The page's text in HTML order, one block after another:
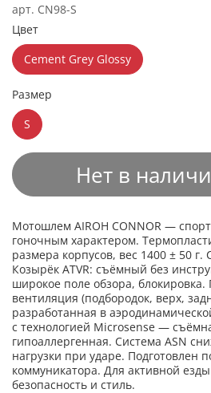
арт. CN98-S
Нет в
Цвет
Cement Grey Glossy
Размер
S
Мотошлем AIROH CONNOR —
гоночным характером.
размера корпусов, вес 1400 ± 50 г.
Козырёк ATVR: съёмный без
широкое поле обзора, блокировка.
вентиляция (подбородок, верх,
разработанная в
с технологией Microsense —
гипоаллергенная. Система ASN
нагрузки при ударе. Подготовлен
коммуникатора. Для активной
безопасность и стиль.